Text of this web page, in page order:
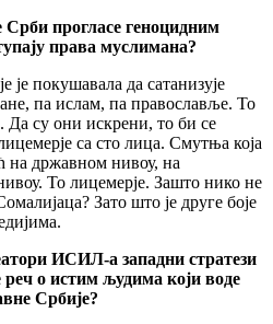
Срби прогласе геноцидним
права муслимана?
је покушавала да сатанизује
па ислам, па православље. То
Да су они искрени, то би се
са сто лица. Смутња која
на државном нивоу, на
То лицемерје. Зашто нико не
Зато што је друге боје
ИСИЛ-а западни стратези
о истим људима који воде
Србије?